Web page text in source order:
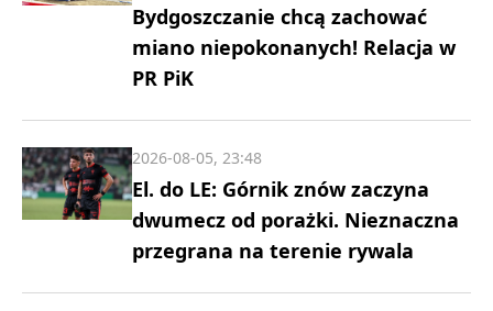
Bydgoszczanie chcą zachować
miano niepokonanych! Relacja w
PR PiK
El. do LE: Górnik znów zaczyna
dwumecz od porażki. Nieznaczna
przegrana na terenie rywala
2026-08-05, 23:48